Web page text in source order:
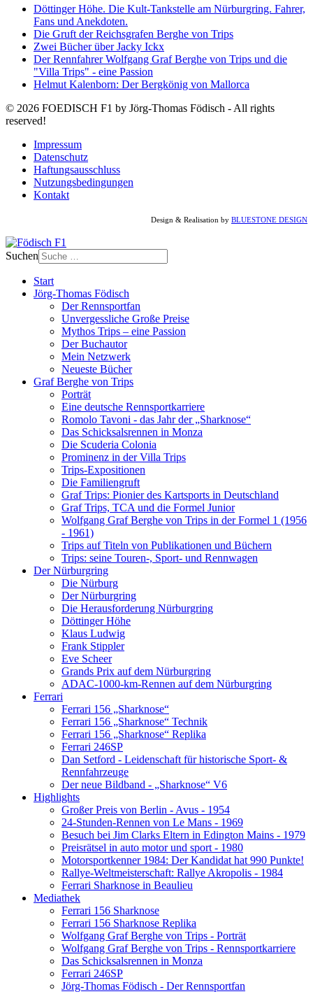
Döttinger Höhe. Die Kult-Tankstelle am Nürburgring. Fahrer,
Fans und Anekdoten.
Die Gruft der Reichsgrafen Berghe von Trips
Zwei Bücher über Jacky Ickx
Der Rennfahrer Wolfgang Graf Berghe von Trips und die
"Villa Trips" - eine Passion
Helmut Kalenborn: Der Bergkönig von Mallorca
© 2026 FOEDISCH F1 by Jörg-Thomas Födisch - All rights
reserved!
Impressum
Datenschutz
Haftungsausschluss
Nutzungsbedingungen
Kontakt
Design & Realisation by BLUESTONE DESIGN
Suchen
Start
Jörg-Thomas Födisch
Der Rennsportfan
Unvergessliche Große Preise
Mythos Trips – eine Passion
Der Buchautor
Mein Netzwerk
Neueste Bücher
Graf Berghe von Trips
Porträt
Eine deutsche Rennsportkarriere
Romolo Tavoni - das Jahr der „Sharknose“
Das Schicksalsrennen in Monza
Die Scuderia Colonia
Prominenz in der Villa Trips
Trips-Expositionen
Die Familiengruft
Graf Trips: Pionier des Kartsports in Deutschland
Graf Trips, TCA und die Formel Junior
Wolfgang Graf Berghe von Trips in der Formel 1 (1956
- 1961)
Trips auf Titeln von Publikationen und Büchern
Trips: seine Touren-, Sport- und Rennwagen
Der Nürburgring
Die Nürburg
Der Nürburgring
Die Herausforderung Nürburgring
Döttinger Höhe
Klaus Ludwig
Frank Stippler
Eve Scheer
Grands Prix auf dem Nürburgring
ADAC-1000-km-Rennen auf dem Nürburgring
Ferrari
Ferrari 156 „Sharknose“
Ferrari 156 „Sharknose“ Technik
Ferrari 156 „Sharknose“ Replika
Ferrari 246SP
Dan Setford - Leidenschaft für historische Sport- &
Rennfahrzeuge
Der neue Bildband - „Sharknose“ V6
Highlights
Großer Preis von Berlin - Avus - 1954
24-Stunden-Rennen von Le Mans - 1969
Besuch bei Jim Clarks Eltern in Edington Mains - 1979
Preisrätsel in auto motor und sport - 1980
Motorsportkenner 1984: Der Kandidat hat 990 Punkte!
Rallye-Weltmeisterschaft: Rallye Akropolis - 1984
Ferrari Sharknose in Beaulieu
Mediathek
Ferrari 156 Sharknose
Ferrari 156 Sharknose Replika
Wolfgang Graf Berghe von Trips - Porträt
Wolfgang Graf Berghe von Trips - Rennsportkarriere
Das Schicksalsrennen in Monza
Ferrari 246SP
Jörg-Thomas Födisch - Der Rennsportfan